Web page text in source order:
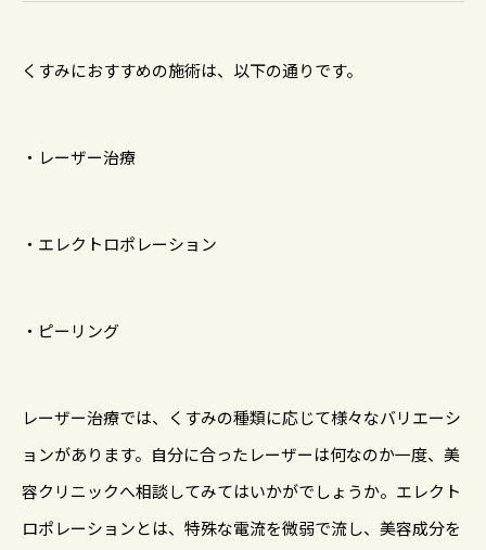
くすみにおすすめの施術は、以下の通りです。
・レーザー治療
・エレクトロポレーション
・ピーリング
レーザー治療では、くすみの種類に応じて様々なバリエーシ
ョンがあります。自分に合ったレーザーは何なのか一度、美
容クリニックへ相談してみてはいかがでしょうか。エレクト
ロポレーションとは、特殊な電流を微弱で流し、美容成分を